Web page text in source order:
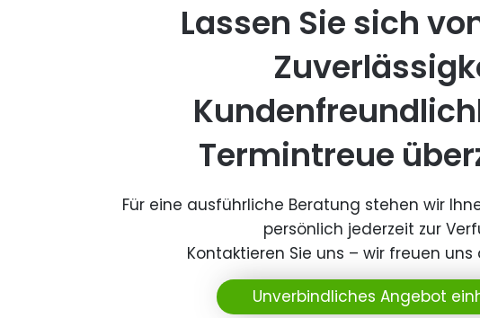
Lassen Sie sich
Termintreue
Für eine ausführliche Beratung stehen wir
persönlich jederzeit zur
Kontaktieren Sie uns – wir freuen
Unverbindliches Angebot